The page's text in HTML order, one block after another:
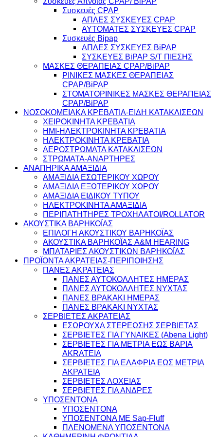
Συσκευές CPAP
ΑΠΛΕΣ ΣΥΣΚΕΥΕΣ CPAP
ΑΥΤΟΜΑΤΕΣ ΣΥΣΚΕΥΕΣ CPAP
Συσκευές Bipap
ΑΠΛΕΣ ΣΥΣΚΕΥΕΣ BiPAP
ΣΥΣΚΕΥΕΣ BiPAP S/T ΠΙΕΣΗΣ
ΜΑΣΚΕΣ ΘΕΡΑΠΕΙΑΣ CPAP/BiPAP
ΡΙΝΙΚΕΣ ΜΑΣΚΕΣ ΘΕΡΑΠΕΙΑΣ
CPAP/BiPAP
ΣΤΟΜΑΤΟΡΙΝΙΚΕΣ ΜΑΣΚΕΣ ΘΕΡΑΠΕΙΑΣ
CPAP/BiPAP
ΝΟΣΟΚΟΜΕΙΑΚΑ ΚΡΕΒΑΤΙΑ-ΕΙΔΗ ΚΑΤΑΚΛΙΣΕΩΝ
ΧΕΙΡΟΚΙΝΗΤΑ ΚΡΕΒΑΤΙΑ
ΗΜΙ-ΗΛΕΚΤΡΟΚΙΝΗΤΑ ΚΡΕΒΑΤΙΑ
ΗΛΕΚΤΡΟΚΙΝΗΤΑ ΚΡΕΒΑΤΙΑ
ΑΕΡΟΣΤΡΩΜΑΤΑ ΚΑΤΑΚΛΙΣΕΩΝ
ΣΤΡΩΜΑΤΑ-ΑΝΑΡΤΗΡΕΣ
ΑΝΑΠΗΡΙΚΑ ΑΜΑΞΙΔΙΑ
ΑΜΑΞΙΔΙΑ ΕΣΩΤΕΡΙΚΟΥ ΧΩΡΟΥ
ΑΜΑΞΙΔΙΑ ΕΞΩΤΕΡΙΚΟΥ ΧΩΡΟΥ
ΑΜΑΞΙΔΙΑ ΕΙΔΙΚΟΥ ΤΥΠΟΥ
ΗΛΕΚΤΡΟΚΙΝΗΤΑ ΑΜΑΞΙΔΙΑ
ΠΕΡΙΠΑΤΗΤΗΡΕΣ ΤΡΟΧΗΛΑΤΟΙ/ROLLATOR
ΑΚΟΥΣΤΙΚΑ ΒΑΡΗΚΟΪΑΣ
ΕΠΙΛΟΓΗ ΑΚΟΥΣΤΙΚΟΥ ΒΑΡΗΚΟΪΑΣ
ΑΚΟΥΣΤΙΚΑ ΒΑΡΗΚΟΪΑΣ A&M HEARING
ΜΠΑΤΑΡΙΕΣ ΑΚΟΥΣΤΙΚΩΝ ΒΑΡΗΚΟΪΑΣ
ΠΡΟΪΟΝΤΑ ΑΚΡΑΤΕΙΑΣ-ΠΕΡΙΠΟΙΗΣΗΣ
ΠΑΝΕΣ ΑΚΡΑΤΕΙΑΣ
ΠΑΝΕΣ ΑΥΤΟΚΟΛΛΗΤΕΣ ΗΜΕΡΑΣ
ΠΑΝΕΣ ΑΥΤΟΚΟΛΛΗΤΕΣ ΝΥΧΤΑΣ
ΠΑΝΕΣ ΒΡΑΚΑΚΙ ΗΜΕΡΑΣ
ΠΑΝΕΣ ΒΡΑΚΑΚΙ ΝΥΧΤΑΣ
ΣΕΡΒΙΕΤΕΣ ΑΚΡΑΤΕΙΑΣ
ΕΣΩΡΟΥΧΑ ΣΤΕΡΕΩΣΗΣ ΣΕΡΒΙΕΤΑΣ
ΣΕΡΒΙΕΤΕΣ ΓΙΑ ΓΥΝΑΙΚΕΣ (Abena Light)
ΣΕΡΒΙΕΤΕΣ ΓΙΑ ΜΕΤΡΙΑ ΕΩΣ ΒΑΡΙΑ
AKRATEIA
ΣΕΡΒΙΕΤΕΣ ΓΙΑ ΕΛΑΦΡΙΑ ΕΩΣ ΜΕΤΡΙΑ
ΑΚΡΑΤΕΙΑ
ΣΕΡΒΙΕΤΕΣ ΛΟΧΕΙΑΣ
ΣΕΡΒΙΕΤΕΣ ΓΙΑ ΑΝΔΡΕΣ
ΥΠΟΣΕΝΤΟΝΑ
ΥΠΟΣΕΝΤΟΝΑ
ΥΠΟΣΕΝΤΟΝΑ ΜΕ Sap-Fluff
ΠΛΕΝΟΜΕΝΑ ΥΠΟΣΕΝΤΟΝΑ